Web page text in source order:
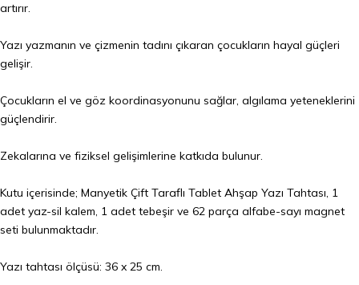
artırır.
Yazı yazmanın ve çizmenin tadını çıkaran çocukların hayal güçleri
gelişir.
Çocukların el ve göz koordinasyonunu sağlar, algılama yeteneklerini
güçlendirir.
Zekalarına ve fiziksel gelişimlerine katkıda bulunur.
Kutu içerisinde; Manyetik Çift Taraflı Tablet Ahşap Yazı Tahtası, 1
adet yaz-sil kalem, 1 adet tebeşir ve 62 parça alfabe-sayı magnet
seti bulunmaktadır.
Yazı tahtası ölçüsü: 36 x 25 cm.